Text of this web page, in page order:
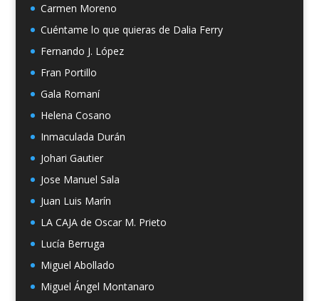
Carmen Moreno
Cuéntame lo que quieras de Dalia Ferry
Fernando J. López
Fran Portillo
Gala Romaní
Helena Cosano
Inmaculada Durán
Johari Gautier
Jose Manuel Sala
Juan Luis Marín
LA CAJA de Oscar M. Prieto
Lucía Berruga
Miguel Abollado
Miguel Ángel Montanaro